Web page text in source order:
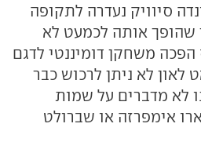
סיוויק נעדרה לתקופה
שהופך אותה לכמעט לא
הפכה משחקן דומיננטי לדגם
לאון לא ניתן לרכוש כבר
לא מדברים על שמות
אימפרזה או שברולט